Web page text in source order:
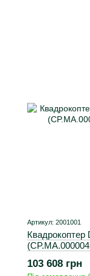
Артикул: 2001001
Квадрокоптер
103 608 грн